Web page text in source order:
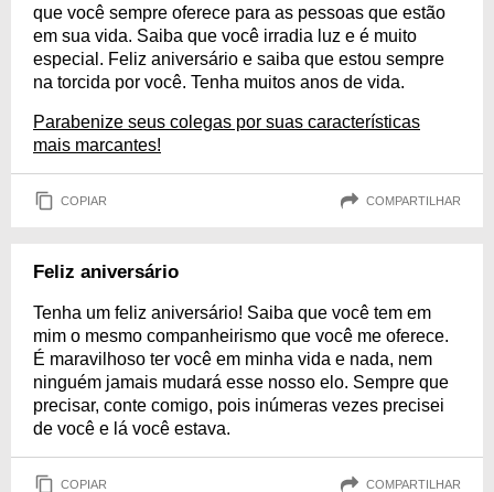
que você sempre oferece para as pessoas que estão
em sua vida. Saiba que você irradia luz e é muito
especial. Feliz aniversário e saiba que estou sempre
na torcida por você. Tenha muitos anos de vida.
Parabenize seus colegas por suas características
mais marcantes!
COPIAR COMPARTILHAR
Feliz aniversário
Tenha um feliz aniversário! Saiba que você tem em
mim o mesmo companheirismo que você me oferece.
É maravilhoso ter você em minha vida e nada, nem
ninguém jamais mudará esse nosso elo. Sempre que
precisar, conte comigo, pois inúmeras vezes precisei
de você e lá você estava.
COPIAR COMPARTILHAR